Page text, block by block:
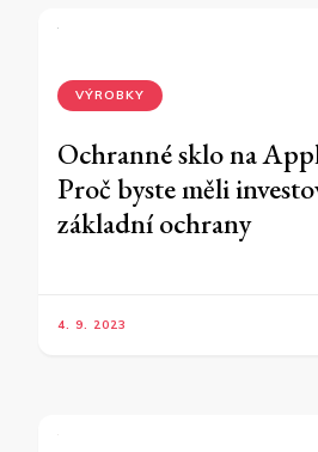
VÝROBKY
Ochranné sklo na
Proč byste měli
základní ochrany
4. 9. 2023